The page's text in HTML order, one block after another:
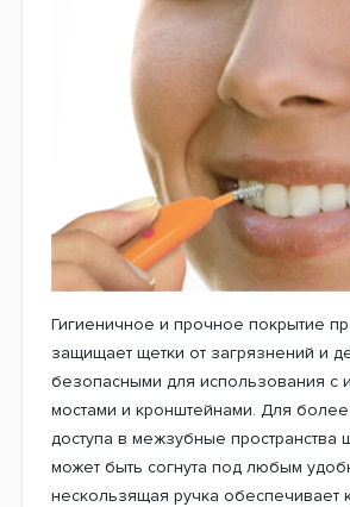
Гигиеничное и прочное покрытие
защищает щетки от загрязнений и
безопасными для использования с
мостами и кронштейнами. Для более
доступа в межзубные пространства
может быть согнута под любым
нескользящая ручка обеспечивает